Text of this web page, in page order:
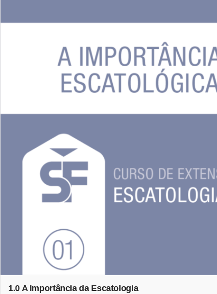
1.0 A Importância da Escatologia